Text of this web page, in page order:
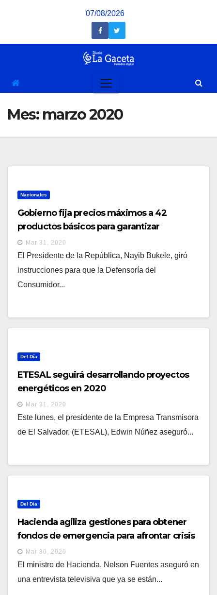
07/08/2026
Mes: marzo 2020
Nacionales
Gobierno fija precios máximos a 42
productos básicos para garantizar
alimentación en emergencia por COVID-19
Mar 31, 2020
El Presidente de la República, Nayib Bukele, giró
instrucciones para que la Defensoría del
Consumidor...
Del Día
ETESAL seguirá desarrollando proyectos
energéticos en 2020
Mar 31, 2020
Este lunes, el presidente de la Empresa Transmisora
de El Salvador, (ETESAL), Edwin Núñez aseguró...
Del Día
Hacienda agiliza gestiones para obtener
fondos de emergencia para afrontar crisis
por COVID-19
Mar 30, 2020
El ministro de Hacienda, Nelson Fuentes aseguró en
una entrevista televisiva que ya se están...